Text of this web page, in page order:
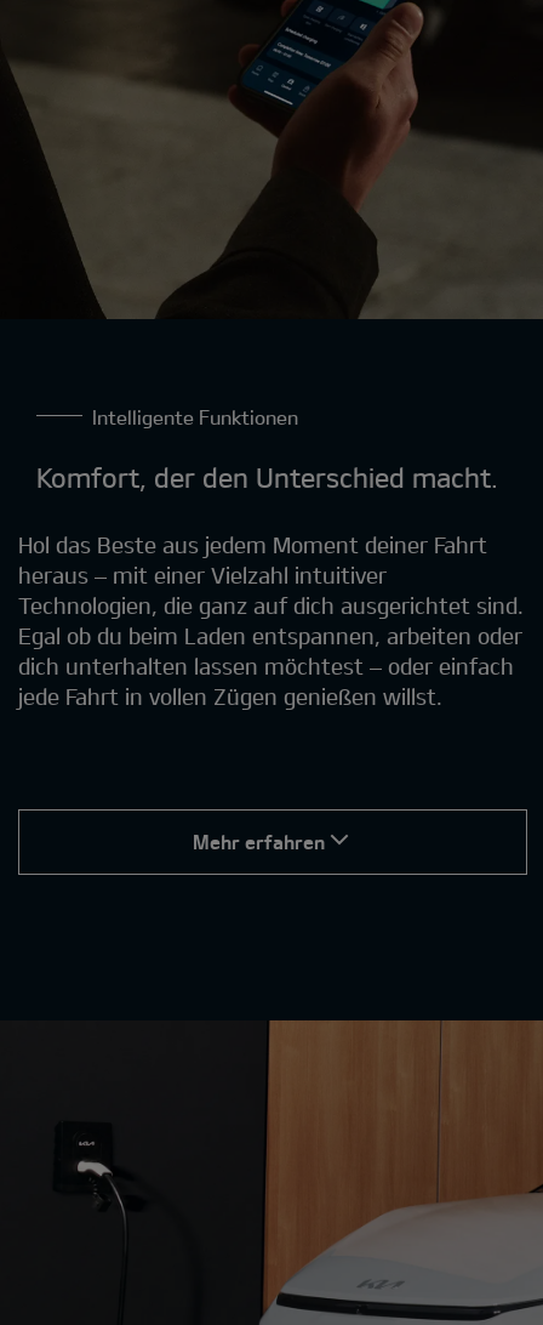
Intelligente Funktionen
Komfort, der den Unterschied macht
Hol das Beste aus jedem Moment deiner Fahrt
heraus – mit einer Vielzahl intuitiver
Technologien, die ganz auf dich ausgerichtet sind.
Egal ob du beim Laden entspannen, arbeiten oder
dich unterhalten lassen möchtest – oder einfach
jede Fahrt in vollen Zügen genießen willst.
Mehr erfahren